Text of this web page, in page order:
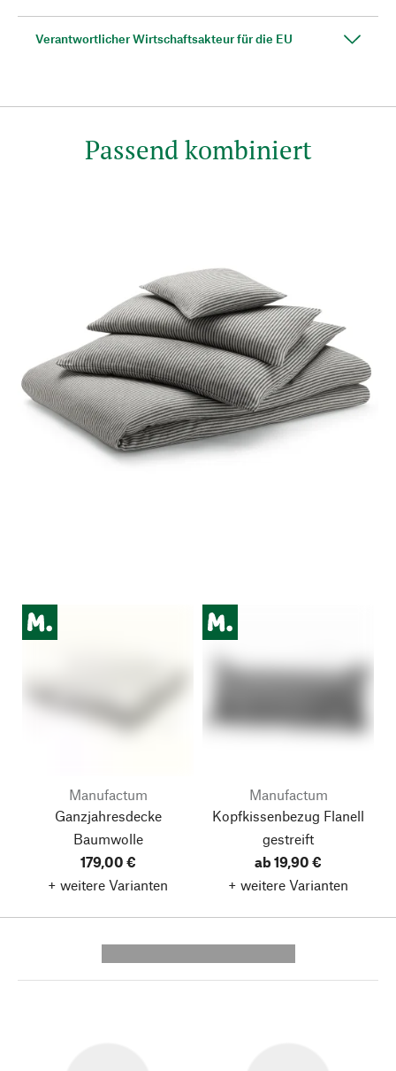
Verantwortlicher Wirtschaftsakteur für die EU
Passend kombiniert
Manufactum
Ganzjahresdecke
Baumwolle
179,00 €
+ weitere Varianten
Manufactum
Kopfkissenbezug Flanell
gestreift
ab 19,90 €
+ weitere Varianten